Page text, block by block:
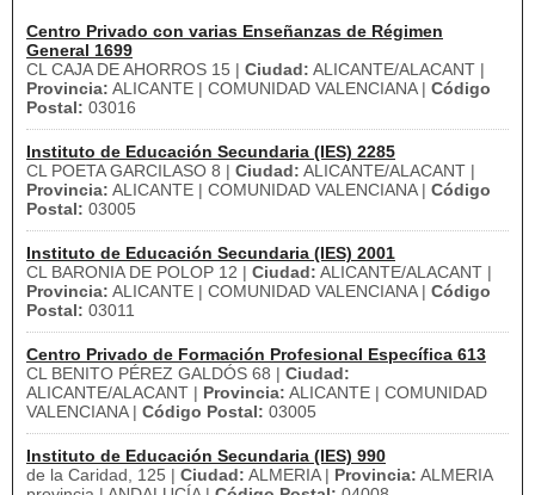
Centro Privado con varias Enseñanzas de Régimen
General 1699
CL CAJA DE AHORROS 15 | Ciudad: ALICANTE/ALACANT |
Provincia: ALICANTE | COMUNIDAD VALENCIANA | Código
Postal: 03016
Instituto de Educación Secundaria (IES) 2285
CL POETA GARCILASO 8 | Ciudad: ALICANTE/ALACANT |
Provincia: ALICANTE | COMUNIDAD VALENCIANA | Código
Postal: 03005
Instituto de Educación Secundaria (IES) 2001
CL BARONIA DE POLOP 12 | Ciudad: ALICANTE/ALACANT |
Provincia: ALICANTE | COMUNIDAD VALENCIANA | Código
Postal: 03011
Centro Privado de Formación Profesional Específica 613
CL BENITO PÉREZ GALDÓS 68 | Ciudad:
ALICANTE/ALACANT | Provincia: ALICANTE | COMUNIDAD
VALENCIANA | Código Postal: 03005
Instituto de Educación Secundaria (IES) 990
de la Caridad, 125 | Ciudad: ALMERIA | Provincia: ALMERIA